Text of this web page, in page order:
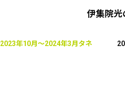
伊集院光
2023年10月～2024年3月タネ